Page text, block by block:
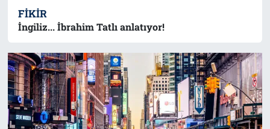
FIKIR
İngiliz... İbrahim Tatlı anlatıyor!